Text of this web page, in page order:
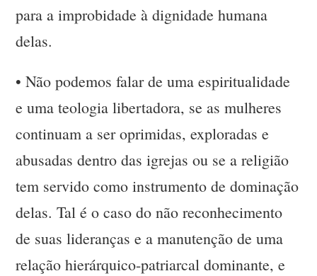
para a improbidade à dignidade humana
delas.
• Não podemos falar de uma espiritualidade
e uma teologia libertadora, se as mulheres
continuam a ser oprimidas, exploradas e
abusadas dentro das igrejas ou se a religião
tem servido como instrumento de dominação
delas. Tal é o caso do não reconhecimento
de suas lideranças e a manutenção de uma
relação hierárquico-patriarcal dominante, e